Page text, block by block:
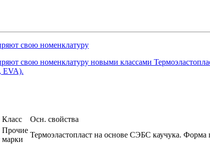
свою номенклатуру
свою номенклатуру новыми классами
EVA).
Класс
Осн. свойства
Прочие
марки
Термоэластопласт на основе СЭБС каучука.